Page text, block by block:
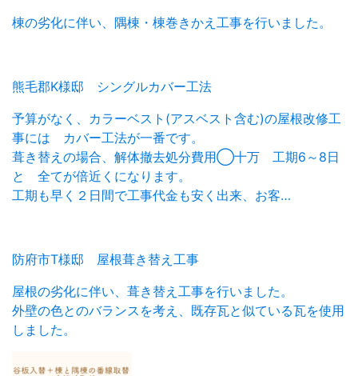
棟の劣化に伴い、隅棟・棟巻きかえ工事を行いました。
熊毛郡K様邸 シングルカバー工法
予算がなく、カラーベスト(アスベスト含む)の屋根改修工
事には カバー工法が一番です。
葺き替えの場合、解体撤去処分費用◯十万 工期6～8日
と 全てが倍近くになります。
工期も早く２日間で工事代金も安く出来、お客…
防府市T様邸 屋根葺き替え工事
屋根の劣化に伴い、葺き替え工事を行いました。
外壁の色とのバランスを考え、既存瓦と似ている瓦を使用
しました。